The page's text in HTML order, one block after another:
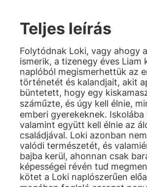
Teljes leírás
Folytódnak Loki, vagy ahogy
ismerik, a tizenegy éves Liam
naplóból megismerhettük az
történetét és kalandjait, akit
büntetett, hogy egy
száműzte, és úgy kell élnie,
emberi gyerekeknek. Iskolába
valamint együtt kell élnie az
családjával. Loki azonban
valódi természetét, és
bajba kerül, ahonnan csak
képességei révén tud
kötet a Loki naplószerűen